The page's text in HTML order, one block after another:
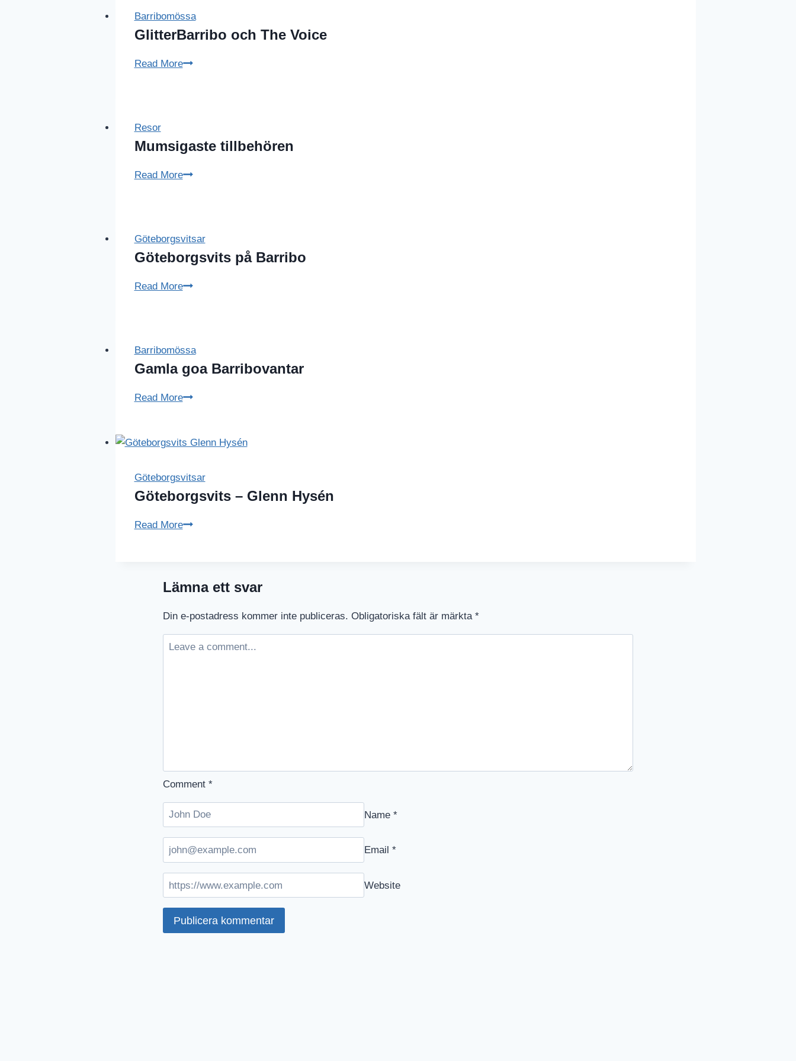
Barribomössa
GlitterBarribo och The Voice
Read MoreGlitterBarribo
Resor
Mumsigaste tillbehören
Read MoreMumsigaste
Göteborgsvitsar
Göteborgsvits på Barribo
Read MoreGöteborgsvits
Barribomössa
Gamla goa Barribovantar
Read MoreGamla
Göteborgsvitsar
Göteborgsvits – Glenn Hysén
Read MoreGöteborgsvits
Lämna ett svar
Din e-postadress kommer inte publiceras. Obligatoriska fält är märkta *
Comment *
Name *
Email *
Website